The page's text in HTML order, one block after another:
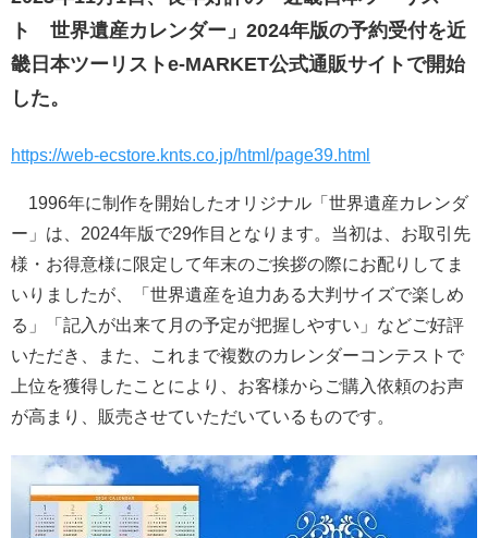
ト 世界遺産カレンダー」2024年版の予約受付を近
畿日本ツーリストe-MARKET公式通販サイトで開始
した。
https://web-ecstore.knts.co.jp/html/page39.html
1996年に制作を開始したオリジナル「世界遺産カレンダ
ー」は、2024年版で29作目となります。当初は、お取引先
様・お得意様に限定して年末のご挨拶の際にお配りしてま
いりましたが、「世界遺産を迫力ある大判サイズで楽しめ
る」「記入が出来て月の予定が把握しやすい」などご好評
いただき、また、これまで複数のカレンダーコンテストで
上位を獲得したことにより、お客様からご購入依頼のお声
が高まり、販売させていただいているものです。